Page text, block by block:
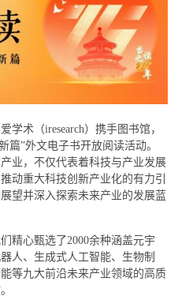
学术（iresearch）携手图书馆，
篇”外文电子书开放阅读活动。
业，不仅代表着科技与产业发展
动重大科技创新产业化的有力引
望并深入探索未来产业的发展蓝
精心甄选了 2000余种涵盖元宇
人、生成式人工智能、生物制
等九大前沿未来产业领域的高质